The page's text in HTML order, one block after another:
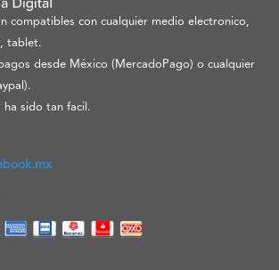
compatibles con cualquier medio electronico,
tablet.
desde México (MercadoPago) o cualquier
ha sido tan facil.